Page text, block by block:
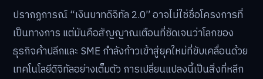
ปรากฏการณ์ “เงินบาทดิจิทัล 2.0” อาจไม่ใช่ชื่อโครงการที่
เป็นทางการ แต่มันคือสัญญาณเตือนที่ชัดเจนว่าโลกของ
ธุรกิจค้าปลีกและ SME กำลังก้าวเข้าสู่ยุคใหม่ที่ขับเคลื่อนด้วย
เทคโนโลยีดิจิทัลอย่างเต็มตัว การเปลี่ยนแปลงนี้เป็นสิ่งที่หลีก